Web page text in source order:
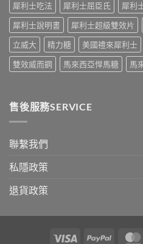
道〉
中
犀利士吃法
犀利士屈臣氏 犀利
犀利士說明書
犀利士超級雙效片
立威大
精力糖 美國禮來犀利士
雙效威而鋼
馬來西亞悍馬糖 馬
售後服務SERVICE
聯繫我們
私隱政策
退貨政策
Visa PayPal